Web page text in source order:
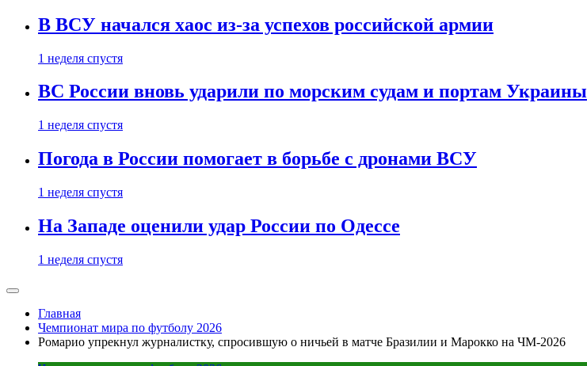
В ВСУ начался хаос из-за успехов российской армии
1 неделя спустя
ВС России вновь ударили по морским судам и портам Украины
1 неделя спустя
Погода в России помогает в борьбе с дронами ВСУ
1 неделя спустя
На Западе оценили удар России по Одессе
1 неделя спустя
Главная
Чемпионат мира по футболу 2026
Ромарио упрекнул журналистку, спросившую о ничьей в матче Бразилии и Марокко на ЧМ-2026